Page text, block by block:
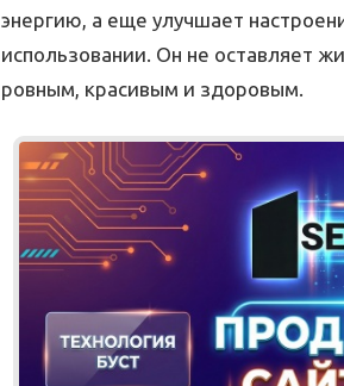
энергию, а еще улучшает
использовании. Он не оставляет
ровным, красивым и здоровым.